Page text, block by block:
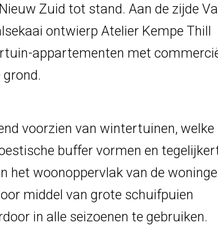
Zuid tot stand. Aan de zijde
ontwierp Atelier Kempe Thill
appartementen met
voorzien van wintertuinen, welke
buffer vormen en
het woonoppervlak van de
middel van grote schuifpuien
in alle seizoenen te gebruiken.